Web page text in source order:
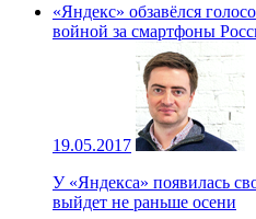
«Яндекс» обзавёлся
войной за смартфоны
19.05.2017
У «Яндекса» появилась
выйдет не раньше осени